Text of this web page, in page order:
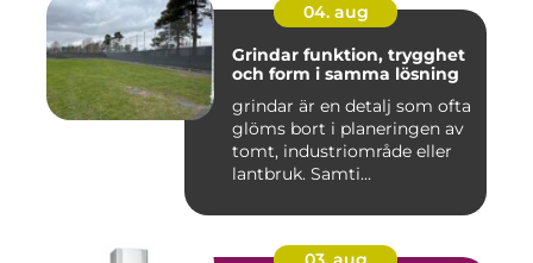
04. aug
Grindar funktion, trygghet
och form i samma lösning
grindar är en detalj som ofta
glöms bort i planeringen av
tomt, industriområde eller
lantbruk. Samti...